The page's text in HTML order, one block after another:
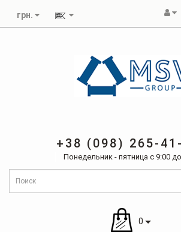
грн.
+38 (098) 265-
Понедельник - пятница с 9:00
0